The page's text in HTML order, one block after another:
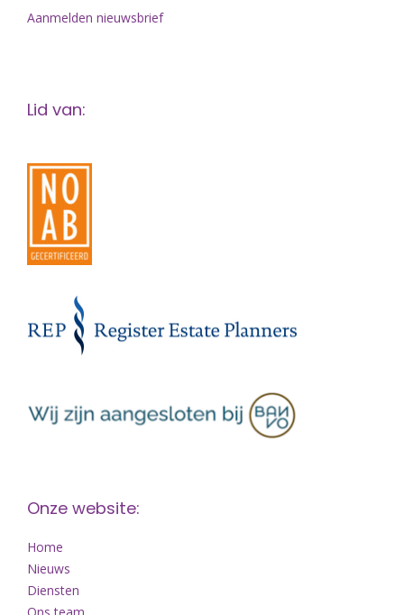
Aanmelden nieuwsbrief
Lid van:
Onze website:
Home
Nieuws
Diensten